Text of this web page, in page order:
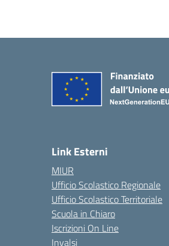
Link Esterni
MIUR
Ufficio Scolastico Regionale
Ufficio Scolastico Territoriale
Scuola in Chiaro
Iscrizioni On Line
Invalsi